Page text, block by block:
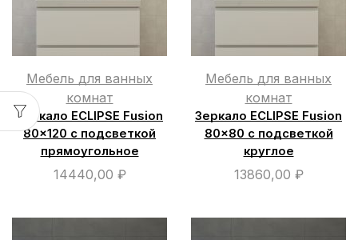
Мебель для ванных
комнат
Зеркало ECLIPSE Fusion
80×120 с подсветкой
прямоугольное
14440,00 ₽
Мебель для ванных
комнат
Зеркало ECLIPSE Fusion
80×80 с подсветкой
круглое
13860,00 ₽